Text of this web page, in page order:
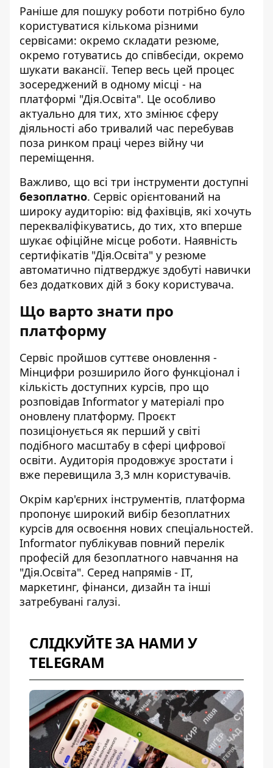
Раніше для пошуку роботи потрібно було
користуватися кількома різними
сервісами: окремо складати резюме,
окремо готуватись до співбесіди, окремо
шукати вакансії. Тепер весь цей процес
зосереджений в одному місці - на
платформі "Дія.Освіта". Це особливо
актуально для тих, хто змінює сферу
діяльності або тривалий час перебував
поза ринком праці через війну чи
переміщення.
Важливо, що всі три інструменти доступні
безоплатно. Сервіс орієнтований на
широку аудиторію: від фахівців, які хочуть
перекваліфікуватись, до тих, хто вперше
шукає офіційне місце роботи. Наявність
сертифікатів "Дія.Освіта" у резюме
автоматично підтверджує здобуті навички
без додаткових дій з боку користувача.
Що варто знати про
платформу
Сервіс пройшов суттєве оновлення -
Мінцифри розширило його функціонал і
кількість доступних курсів, про що
розповідав Informator у матеріалі про
оновлену платформу. Проєкт
позиціонується як перший у світі
подібного масштабу в сфері цифрової
освіти. Аудиторія продовжує зростати і
вже перевищила 3,3 млн користувачів.
Окрім кар'єрних інструментів, платформа
пропонує широкий вибір безоплатних
курсів для освоєння нових спеціальностей.
Informator публікував повний перелік
професій для безоплатного навчання на
"Дія.Освіта". Серед напрямів - IT,
маркетинг, фінанси, дизайн та інші
затребувані галузі.
СЛІДКУЙТЕ ЗА НАМИ У
TELEGRAM